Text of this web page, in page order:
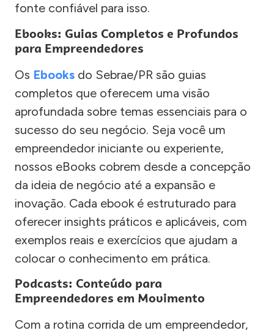
fonte confiável para isso.
Ebooks: Guias Completos e Profundos
para Empreendedores
Os Ebooks do Sebrae/PR são guias
completos que oferecem uma visão
aprofundada sobre temas essenciais para o
sucesso do seu negócio. Seja você um
empreendedor iniciante ou experiente,
nossos eBooks cobrem desde a concepção
da ideia de negócio até a expansão e
inovação. Cada ebook é estruturado para
oferecer insights práticos e aplicáveis, com
exemplos reais e exercícios que ajudam a
colocar o conhecimento em prática.
Podcasts: Conteúdo para
Empreendedores em Movimento
Com a rotina corrida de um empreendedor,